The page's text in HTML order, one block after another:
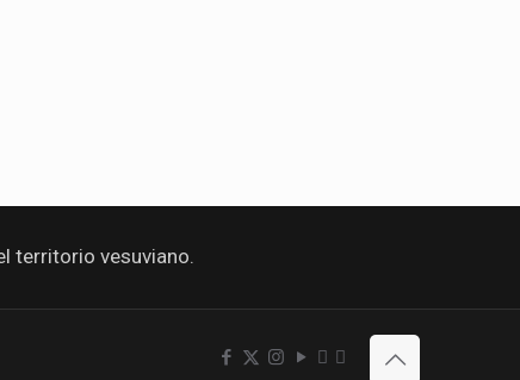
territorio vesuviano.